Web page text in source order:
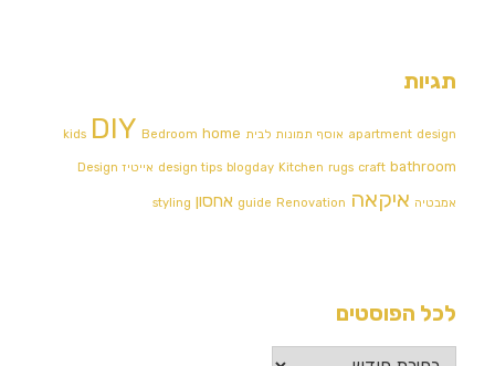
תגיות
apartment design אוסף תמונות לבית kids DIY Bedroom home
design tips blogday Kitchen rugs craft bathroom אייטיז Design
אמבטיה איקאה guide Renovation אחסון styling
לכל הפוסטים
לכל